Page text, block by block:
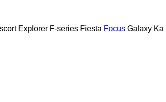
Explorer F-series Fiesta Focus Galaxy Ka